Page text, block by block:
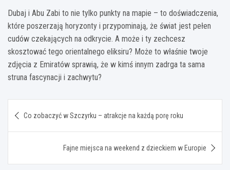
Dubaj i Abu Zabi to nie tylko punkty na mapie – to doświadczenia,
które poszerzają horyzonty i przypominają, że świat jest pełen
cudów czekających na odkrycie. A może i ty zechcesz
skosztować tego orientalnego eliksiru? Może to właśnie twoje
zdjęcia z Emiratów sprawią, że w kimś innym zadrga ta sama
struna fascynacji i zachwytu?
wpisu
Co zobaczyć w Szczyrku – atrakcje na każdą porę roku
Fajne miejsca na weekend z dzieckiem w Europie